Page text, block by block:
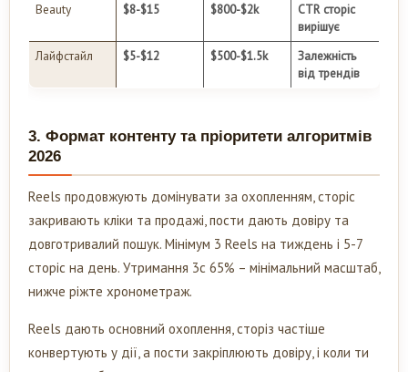
Beauty
$8-$15 $800-$2k
CTR сторіс
вирішує
Лайфстайл
$5-$12 $500-$1.5k
Залежність
від трендів
3. Формат контенту та пріоритети алгоритмів
2026
Reels продовжують домінувати за охопленням, сторіс
закривають кліки та продажі, пости дають довіру та
довготривалий пошук. Мінімум 3 Reels на тиждень і 5-7
сторіс на день. Утримання 3с 65% – мінімальний масштаб,
нижче ріжте хронометраж.
Reels дають основний охоплення, сторіз частіше
конвертують у дії, а пости закріплюють довіру, і коли ти